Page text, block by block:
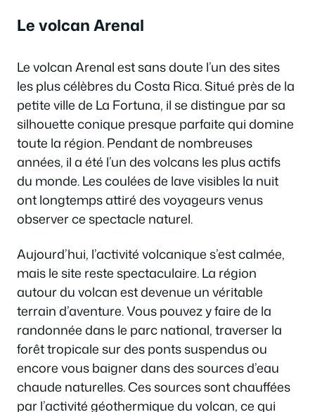
Le volcan Arenal
Le volcan Arenal est sans doute l’un des sites
les plus célèbres du Costa Rica. Situé près de la
petite ville de La Fortuna, il se distingue par sa
silhouette conique presque parfaite qui domine
toute la région. Pendant de nombreuses
années, il a été l’un des volcans les plus actifs
du monde. Les coulées de lave visibles la nuit
ont longtemps attiré des voyageurs venus
observer ce spectacle naturel.
Aujourd’hui, l’activité volcanique s’est calmée,
mais le site reste spectaculaire. La région
autour du volcan est devenue un véritable
terrain d’aventure. Vous pouvez y faire de la
randonnée dans le parc national, traverser la
forêt tropicale sur des ponts suspendus ou
encore vous baigner dans des sources d’eau
chaude naturelles. Ces sources sont chauffées
par l’activité géothermique du volcan, ce qui